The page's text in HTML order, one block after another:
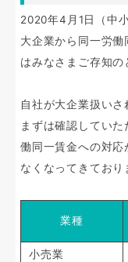
2020年4月1日（中
大企業から同一労
はみなさまご存知の
自社が大企業扱い
まずは確認してい
働同一賃金への対
なくなってきており
業種
小売業